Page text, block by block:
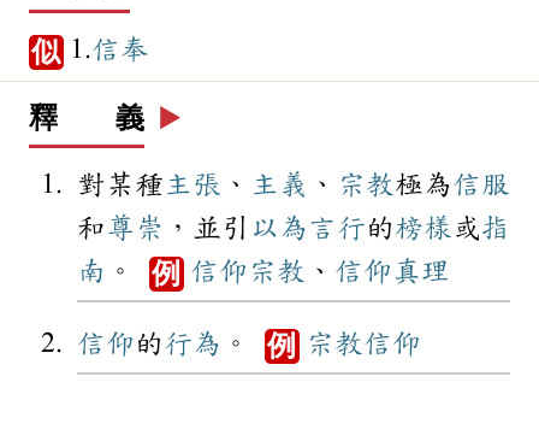
似 1.信奉
釋 義 ▶️
對某種 主張 、 主義 、 宗教極為信服
和尊崇 ，並引 以為言行的榜樣 或指
南 。 例 信仰 宗教 、 信仰 真理
信仰 的行為 。 例 宗教信仰